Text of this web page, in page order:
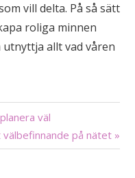
vill delta. På så sätt
roliga minnen
allt vad våren
väl
på nätet »